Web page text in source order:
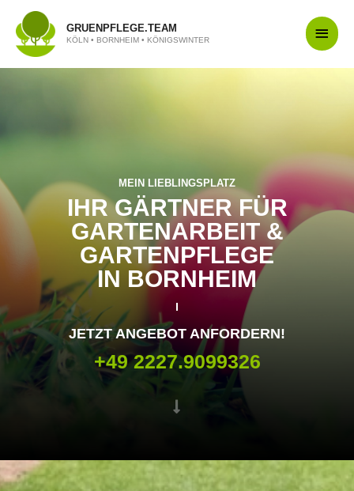
GRUENPFLEGE.TEAM
KÖLN • BORNHEIM • KÖNIGSWINTER
MEIN LIEBLINGSPLATZ
IHR GÄRTNER FÜR
GARTEN­ARBEIT &
GARTEN­PFLEGE
IN BORNHEIM
JETZT ANGEBOT ANFORDERN!
+49 2227.9099326